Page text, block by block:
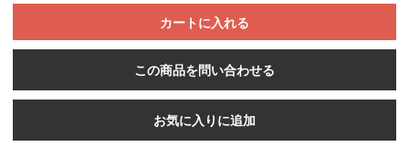
カートに入れる
この商品を問い合わせる
お気に入りに追加